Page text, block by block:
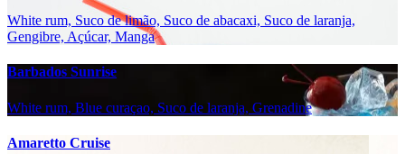
White rum, Suco de limão, Suco de abacaxi, Suco de laranja,
Gengibre, Açúcar, Manga
Barbados Sunrise
White rum, Blue curaçao, Suco de laranja, Grenadine
Amaretto Cruise